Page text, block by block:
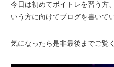
今日は初めてボイトレを習う方
いう方に向けてブログを書いて
気になったら是非最後までご覧